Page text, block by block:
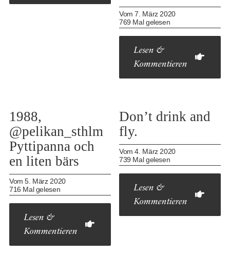
Vom 7. März 2020
769 Mal gelesen
Lesen &
Kommentieren
1988,
@pelikan_sthlm
Pyttipanna och
en liten bärs
Vom 5. März 2020
716 Mal gelesen
Lesen &
Kommentieren
Don’t drink and
fly.
Vom 4. März 2020
739 Mal gelesen
Lesen &
Kommentieren